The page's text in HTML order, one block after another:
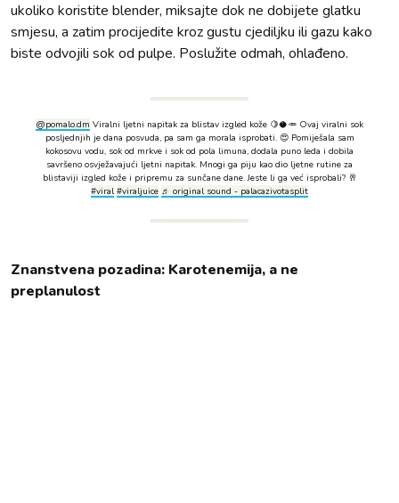
ukoliko koristite blender, miksajte dok ne dobijete glatku
smjesu, a zatim procijedite kroz gustu cjediljku ili gazu kako
biste odvojili sok od pulpe. Poslužite odmah, ohlađeno.
@pomalo.dm Viralni ljetni napitak za blistav izgled kože 🍋🥥🥕 Ovaj viralni sok
posljednjih je dana posvuda, pa sam ga morala isprobati. 😍 Pomiješala sam
kokosovu vodu, sok od mrkve i sok od pola limuna, dodala puno leda i dobila
savršeno osvježavajući ljetni napitak. Mnogi ga piju kao dio ljetne rutine za
blistaviji izgled kože i pripremu za sunčane dane. Jeste li ga već isprobali? 🥂
#viral #viraljuice ♬ original sound - palacazivotasplit
Znanstvena pozadina: Karotenemija, a ne
preplanulost